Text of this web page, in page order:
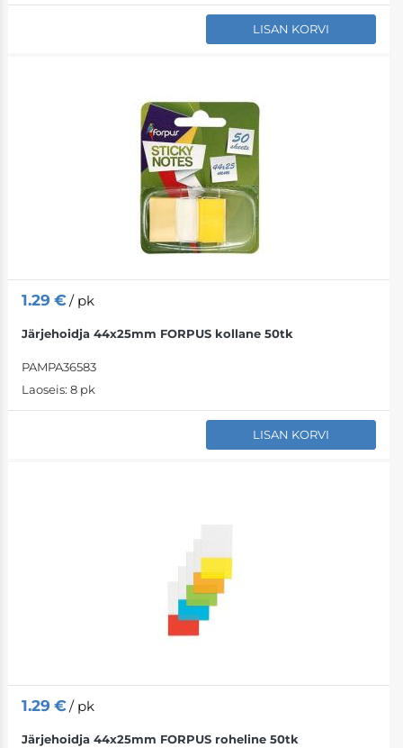
LISAN KORVI
1.29 €/ pk
Järjehoidja 44x25mm FORPUS kollane 50tk
PAMPA36583
Laoseis: 8 pk
LISAN KORVI
1.29 €/ pk
Järjehoidja 44x25mm FORPUS roheline 50tk